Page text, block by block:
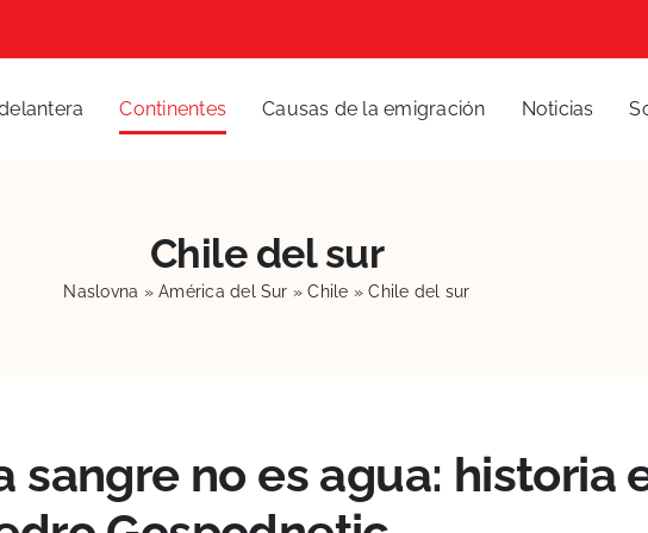
Continentes Causas de la emigración Noticias
Chile del sur
Naslovna »América del Sur »Chile »Chile del sur
sangre no es agua: historia